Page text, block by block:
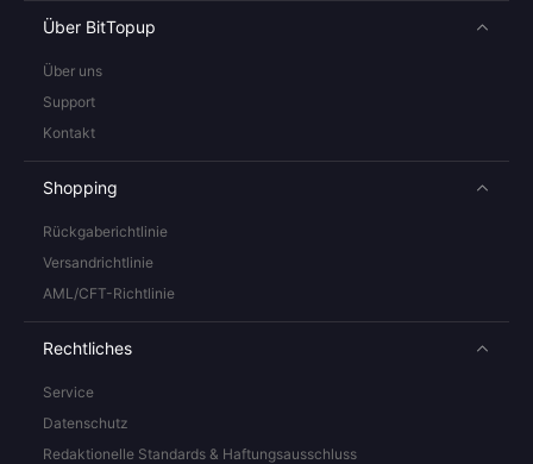
Über BitTopup
Über uns
Support
Kontakt
Shopping
Rückgaberichtlinie
Versandrichtlinie
AML/CFT-Richtlinie
Rechtliches
Service
Datenschutz
Redaktionelle Standards & Haftungsausschluss